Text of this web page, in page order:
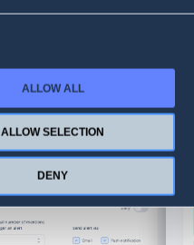
ALLOW ALL
ALLOW SELECTION
DENY